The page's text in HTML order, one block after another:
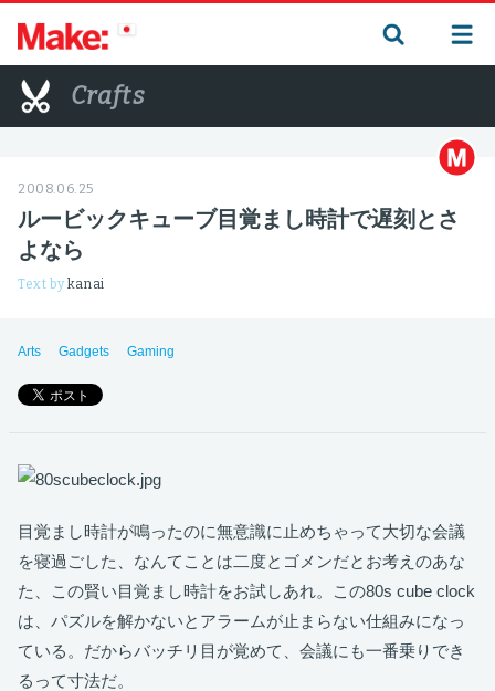
Crafts
2008.06.25
ルービックキューブ目覚まし時計で遅刻とさ
よなら
Text bykanai
Arts Gadgets Gaming
目覚まし時計が鳴ったのに無意識に止めちゃって大切な会議
を寝過ごした、なんてことは二度とゴメンだとお考えのあな
た、この賢い目覚まし時計をお試しあれ。この80s cube clock
は、パズルを解かないとアラームが止まらない仕組みになっ
ている。だからバッチリ目が覚めて、会議にも一番乗りでき
るって寸法だ。